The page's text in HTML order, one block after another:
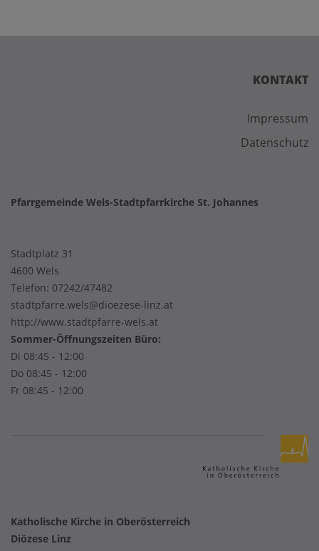
KONTAKT
Impressum
Datenschutz
Pfarrgemeinde Wels-Stadtpfarrkirche St. Johannes
Stadtplatz 31
4600 Wels
Telefon: 07242/47482
stadtpfarre.wels@dioezese-linz.at
http://www.stadtpfarre-wels.at
Sommer-Öffnungszeiten Büro:
Di 08:45 - 12:00
Do 08:45 - 12:00
Fr 08:45 - 12:00
Katholische Kirche in Oberösterreich
Diözese Linz